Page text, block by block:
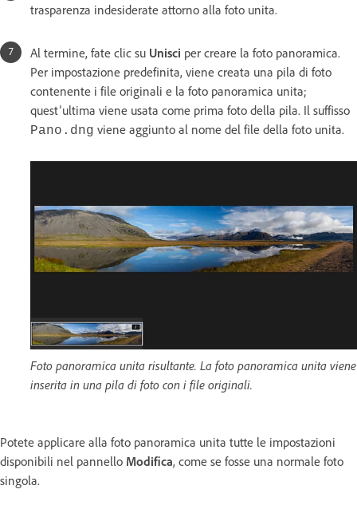
trasparenza indesiderate attorno alla foto unita.
Al termine, fate clic su Unisci per creare la foto panoramica.
Per impostazione predefinita, viene creata una pila di foto
contenente i file originali e la foto panoramica unita;
quest’ultima viene usata come prima foto della pila. Il suffisso
Pano.dng viene aggiunto al nome del file della foto unita.
Foto panoramica unita risultante. La foto panoramica unita viene
inserita in una pila di foto con i file originali.
Potete applicare alla foto panoramica unita tutte le impostazioni
disponibili nel pannello Modifica, come se fosse una normale foto
singola.